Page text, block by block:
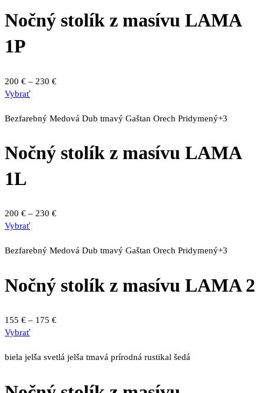
Nočný stolík z masívu LAMA
1P
200 € – 230 €Price
through
VybraťTento
má
Možnosti
stránke
produktu.
Bezfarebný Medová Dub tmavý Gaštan Orech Pridymený+3
Nočný stolík z masívu LAMA
1L
200 € – 230 €Price
through
VybraťTento
má
Možnosti
vybrať
na
produktu.
Bezfarebný Medová Dub tmavý Gaštan Orech Pridymený+3
Nočný stolík z masívu LAMA 2
155 € – 175 €Price
through
VybraťTento
má
biela jelša svetlá jelša tmavá prírodná rustikal šedá